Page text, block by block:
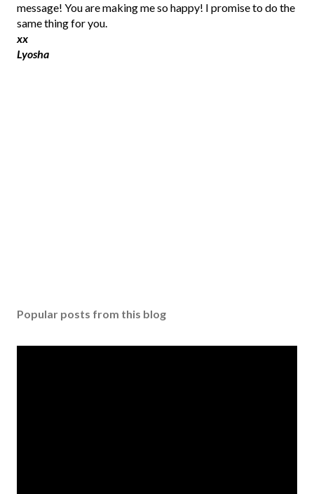
o
s
t
a
message! You are making me so happy! I promise to do the
same thing for you.
xx
Lyosha
Popular posts from this blog